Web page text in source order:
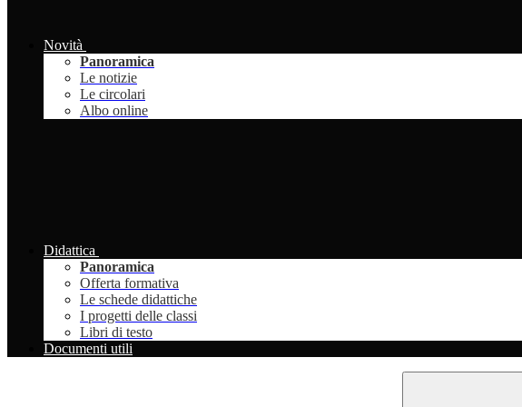
Novità
Panoramica
Le notizie
Le circolari
Albo online
Didattica
Panoramica
Offerta formativa
Le schede didattiche
I progetti delle classi
Libri di testo
Documenti utili